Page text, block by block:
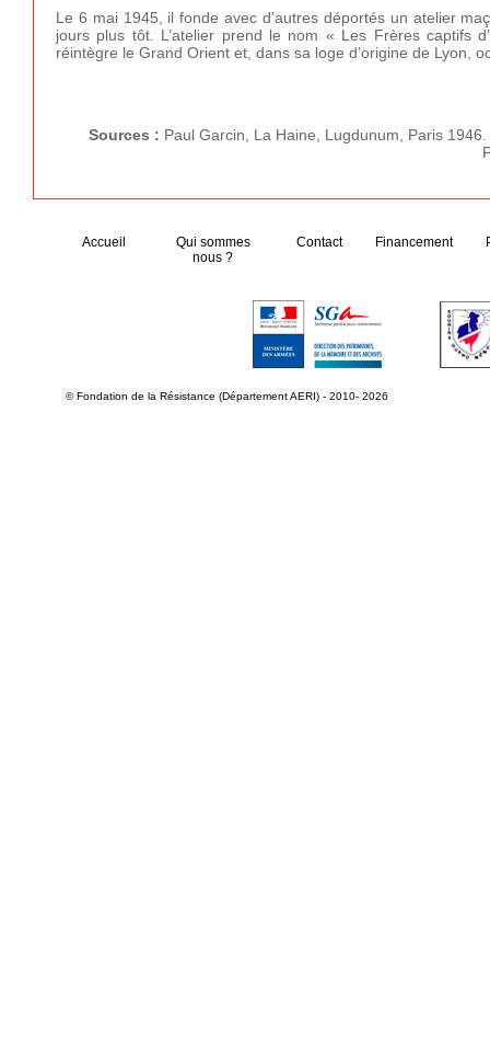
Le 6 mai 1945, il fonde avec d’autres déportés un atelier
jours plus tôt. L’atelier prend le nom « Les Frères captifs
réintègre le Grand Orient et, dans sa loge d’origine de Lyon,
Sources : Paul Garcin, La Haine, Lugdunum, Paris
Accueil
Qui sommes
nous ?
Contact Financement
© Fondation de la Résistance (Département AERI) - 2010- 2026